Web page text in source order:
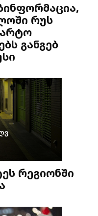
რუს
განგებ
რეგიონში